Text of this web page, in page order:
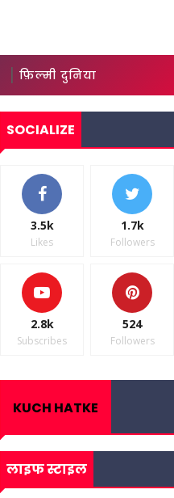
फ़िल्मी दुनिया
SOCIALIZE
3.5k
Likes
1.7k
Followers
2.8k
Subscribes
524
Followers
KUCH HATKE
लाइफ स्टाइल